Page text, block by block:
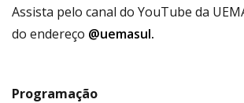
Assista pelo canal do YouTube da
do endereço @uemasul.
Programação